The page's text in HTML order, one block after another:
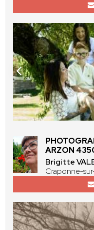
ARZON
Brigitte
Craponne-